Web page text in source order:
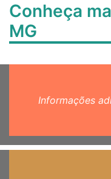
Conheça
MG
Informações